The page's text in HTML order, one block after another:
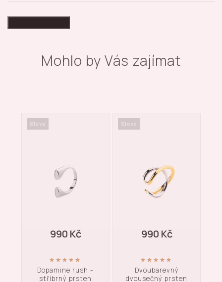
Mohlo by Vás zajímat
Sleva
Dopamine rush -
stříbrný prsten
990 Kč
Sleva
Dvoubarevný
dvousečný prsten
990 Kč